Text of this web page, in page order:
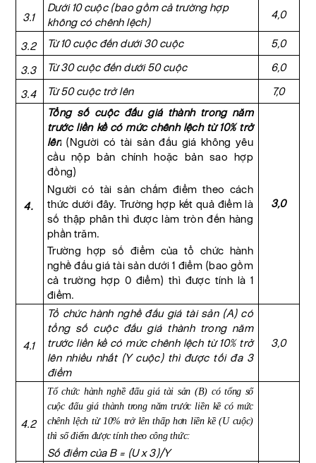
3.1
Dưới 10 cuộc (bao gồm cả trường hợp
không có chênh lệch)
4,0
3.2 Từ 10 cuộc đến dưới 30 cuộc 5,0
3.3 Từ 30 cuộc đến dưới 50 cuộc 6,0
3.4 Từ 50 cuộc trở lên 7,0
4.
Tổng số cuộc đấu giá thành trong năm
trước liền kề có mức chênh lệch từ 10% trở
lên(Người có tài sản đấu giá không yêu
cầu nộp bản chính hoặc bản sao hợp
đồng)
Người có tài sản chấm điểm theo cách
thức dưới đây. Trường hợp kết quả điểm là
số thập phân thì được làm tròn đến hàng
phần trăm.
Trường hợp số điểm của tổ chức hành
nghề đấu giá tài sản dưới 1 điểm (bao gồm
cả trường hợp 0 điểm) thì được tính là 1
điểm.
3,0
4.1
Tổ chức hành nghề đấu giá tài sản (A) có
tổng số cuộc đấu giá thành trong năm
trước liền kề có mức chênh lệch từ 10% trở
lên nhiều nhất (Y cuộc) thì được tối đa 3
điểm
3,0
4.2
Tổ chức hành nghề đấu giá tài sản (B) có tổng số
cuộc đấu giá thành trong năm trước liền kề có mức
chênh lệch từ 10% trở lên thấp hơn liền kề (U cuộc)
thì số điểm được tính theo công thức:
Số điểm của B = (U x 3)/Y